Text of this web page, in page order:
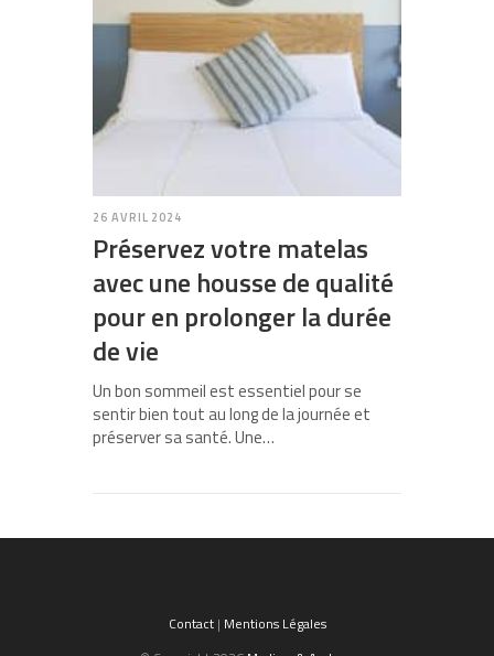
26 AVRIL 2024
Préservez votre matelas
avec une housse de qualité
pour en prolonger la durée
de vie
Un bon sommeil est essentiel pour se
sentir bien tout au long de la journée et
préserver sa santé. Une…
Contact| Mentions Légales